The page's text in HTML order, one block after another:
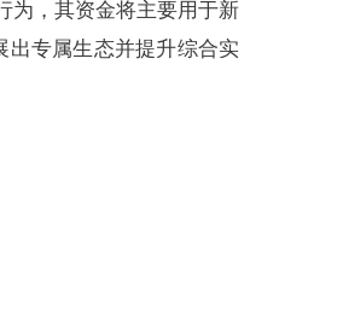
为，其资金将主要用于新
出专属生态并提升综合实